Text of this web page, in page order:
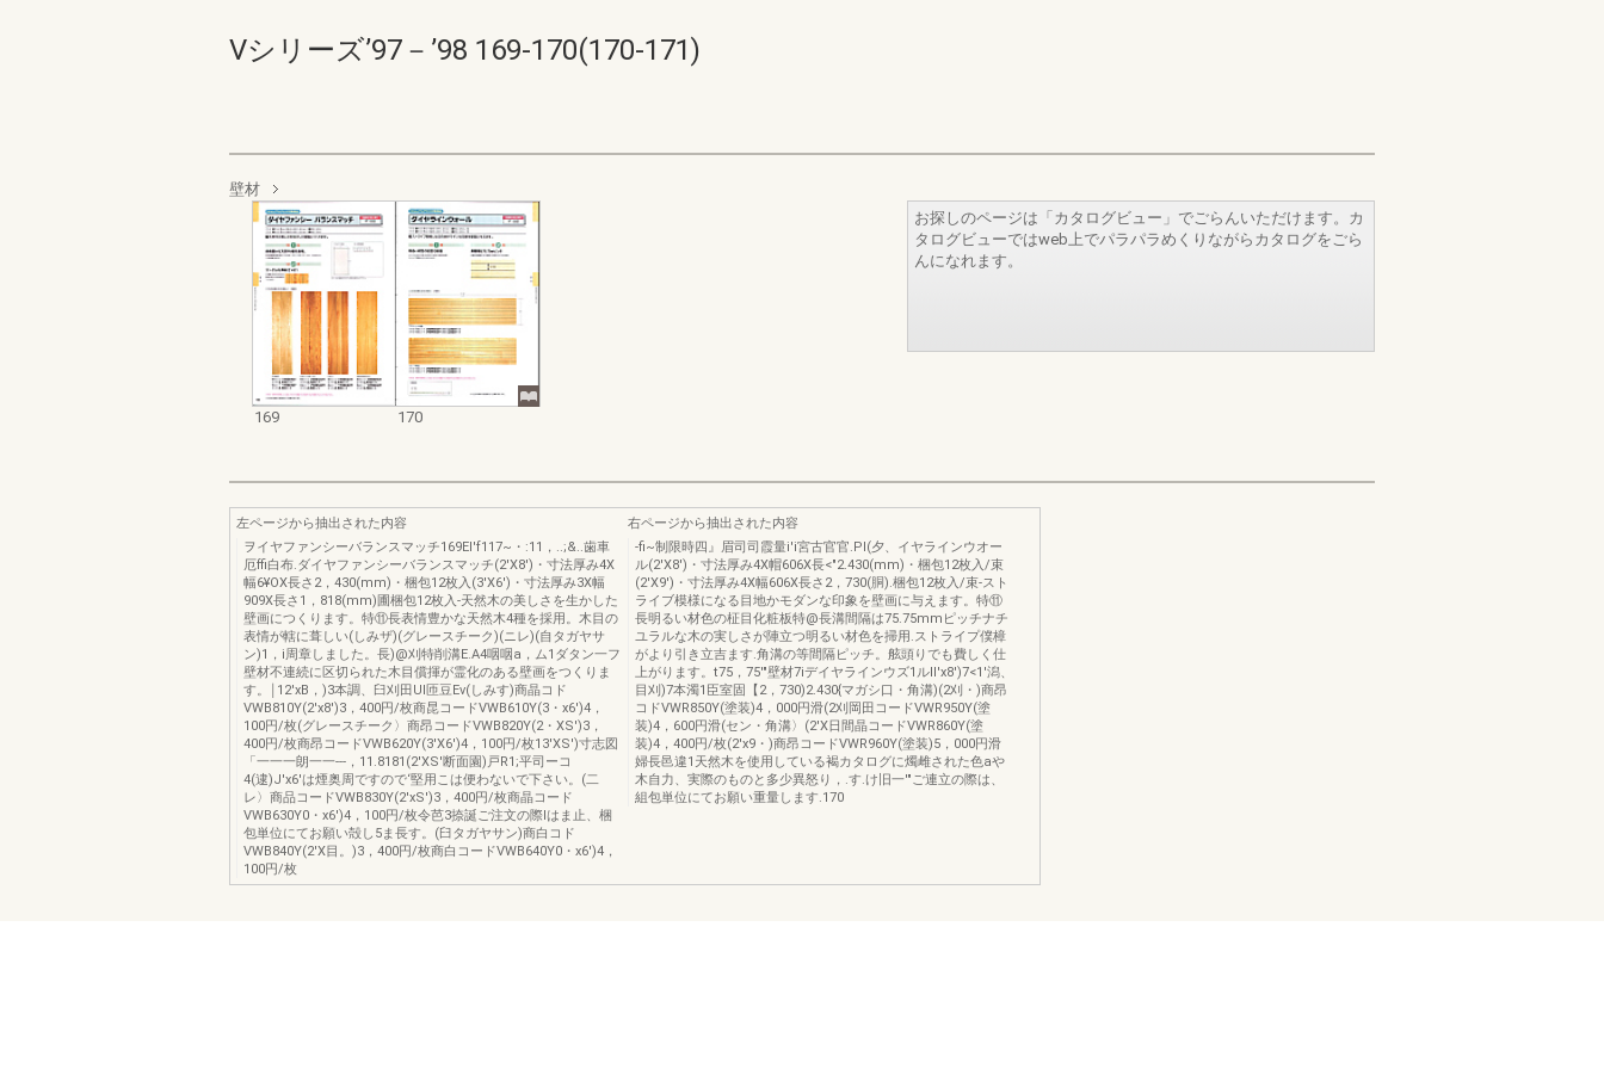
Vシリーズ’97－’98 169-170(170-171)
壁材
169 170
お探しのページは「カタログビュー」でごらんいただけます。カ
タログビューではweb上でパラパラめくりながらカタログをごら
んになれます。
左ページから抽出された内容
ヲイヤファンシーバランスマッチ169El'f117~・:11，..;&..歯車
厄ffi白布.ダイヤファンシーバランスマッチ(2'X8')・寸法厚み4X
幅6¥OX長さ2，430(mm)・梱包12枚入(3'X6')・寸法厚み3X幅
909X長さ1，818(mm)圃梱包12枚入-天然木の美しさを生かした
壁画につくります。特⑪長表情豊かな天然木4種を採用。木目の
表情が轄に葺しい(しみザ)(グレースチーク)(ニレ)(自タガヤサ
ン)1，i周章しました。長)@刈特削溝E.A4咽咽a，ム1ダタン一フ
壁材不連続に区切られた木目償揮が霊化のある壁画をつくりま
す。￨12'xB，)3本調、臼刈田Ul匝豆Ev(しみす)商晶コド
VWB810Y(2'x8')3，400円/枚商昆コードVWB610Y(3・x6')4，
100円/枚(グレースチーク〉商昂コードVWB820Y(2・XS')3，
400円/枚商昂コードVWB620Y(3'X6')4，100円/枚13'XS')寸志図
「一一一朗一一---，11.8181(2'XS'断面園)戸R1;平司ーコ
4(逮)J'x6'は煙奥周ですので‘堅用こは便わないで下さい。(二
レ〉商品コードVWB830Y(2'xS')3，400円/枚商晶コード
VWB630Y0・x6')4，100円/枚令芭3捺誕ご注文の際lはま止、梱
包単位にてお願い殻し5ま長す。(臼タガヤサン)商白コド
VWB840Y(2'X目。)3，400円/枚商白コードVWB640Y0・x6')4，
100円/枚
右ページから抽出された内容
-fi~制限時四』眉司司霞量i'i宮古官官.Pl(夕、イヤラインウオー
ル(2'X8')・寸法厚み4X帽606X長<"2.430(mm)・梱包12枚入/束
(2'X9')・寸法厚み4X幅606X長さ2，730(胴).梱包12枚入/束-スト
ライブ模様になる目地かモダンな印象を壁画に与えます。特⑪
長明るい材色の柾目化粧板特@長溝間隔は75.75mmピッチナチ
ユラルな木の実しさが陣立つ明るい材色を掃用.ストライプ僕樟
がより引き立吉ます.角溝の等間隔ピッチ。舷頭りでも費しく仕
上がります。t75，75'"壁材7iデイヤラインウズ1ルII'x8')7<1'潟、
目刈)7本濁1臣室固【2，730)2.430{マガシ口・角溝)(2刈・)商昂
コドVWR850Y(塗装)4，000円滑(2刈岡田コードVWR950Y(塗
装)4，600円滑(セン・角溝〉(2'X日間晶コードVWR860Y(塗
装)4，400円/枚(2'x9・)商昂コードVWR960Y(塗装)5，000円滑
婦長邑違1天然木を使用している褐カタログに燭雌された色aや
木自力、実際のものと多少異怒り，.す.け旧一'"ご連立の際は、
組包単位にてお願い重量します.170